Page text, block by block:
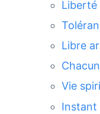
Liberté
Libre
Vie
Instant